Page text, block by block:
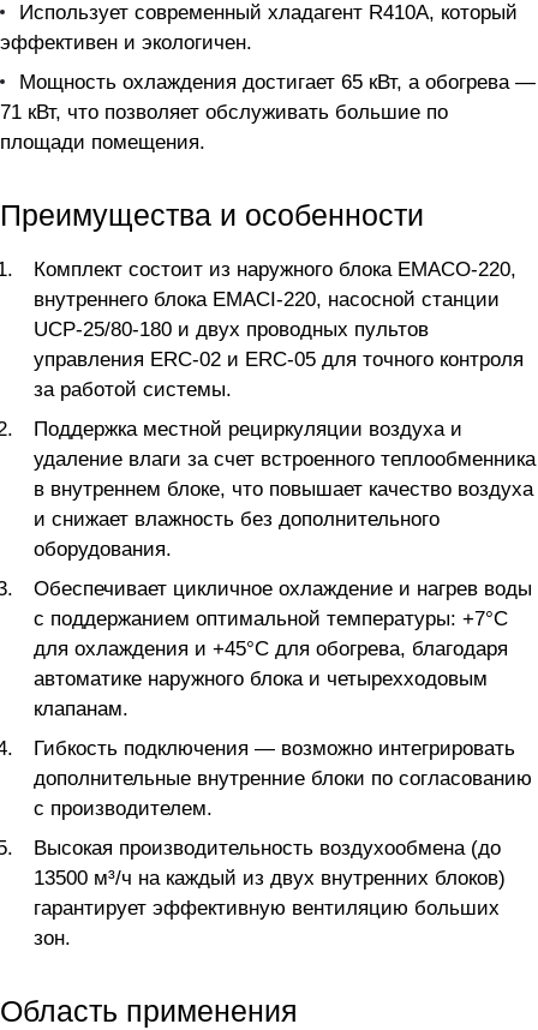
Использует современный хладагент R410A, который
эффективен и экологичен.
Мощность охлаждения достигает 65 кВт, а обогрева —
71 кВт, что позволяет обслуживать большие по
площади помещения.
Преимущества и особенности
Комплект состоит из наружного блока EMACO-220,
внутреннего блока EMACI-220, насосной станции
UCP-25/80-180 и двух проводных пультов
управления ERC-02 и ERC-05 для точного контроля
за работой системы.
Поддержка местной рециркуляции воздуха и
удаление влаги за счет встроенного теплообменника
в внутреннем блоке, что повышает качество воздуха
и снижает влажность без дополнительного
оборудования.
Обеспечивает цикличное охлаждение и нагрев воды
с поддержанием оптимальной температуры: +7°C
для охлаждения и +45°C для обогрева, благодаря
автоматике наружного блока и четырехходовым
клапанам.
Гибкость подключения — возможно интегрировать
дополнительные внутренние блоки по согласованию
с производителем.
Высокая производительность воздухообмена (до
13500 м³/ч на каждый из двух внутренних блоков)
гарантирует эффективную вентиляцию больших
зон.
Область применения